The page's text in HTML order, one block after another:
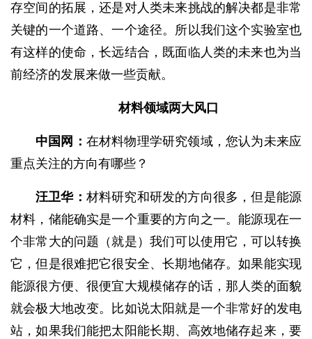
存空间的拓展，还是对人类未来挑战的解决都是非常
关键的一个道路、一个途径。所以我们这个实验室也
有这样的使命，长远结合，既面临人类的未来也为当
前经济的发展来做一些贡献。
材料领域两大风口
中国网： 在材料物理学研究领域，您认为未来应
重点关注的方向有哪些？
汪卫华： 材料研究和研发的方向很多，但是能源
材料，储能确实是一个重要的方向之一。能源现在一
个非常大的问题（就是）我们可以使用它，可以转换
它，但是很难把它很安全、长期地储存。如果能实现
能源很方便、很便宜大规模储存的话，那人类的面貌
就会极大地改变。比如说太阳就是一个非常好的发电
站，如果我们能把太阳能长期、高效地储存起来，要